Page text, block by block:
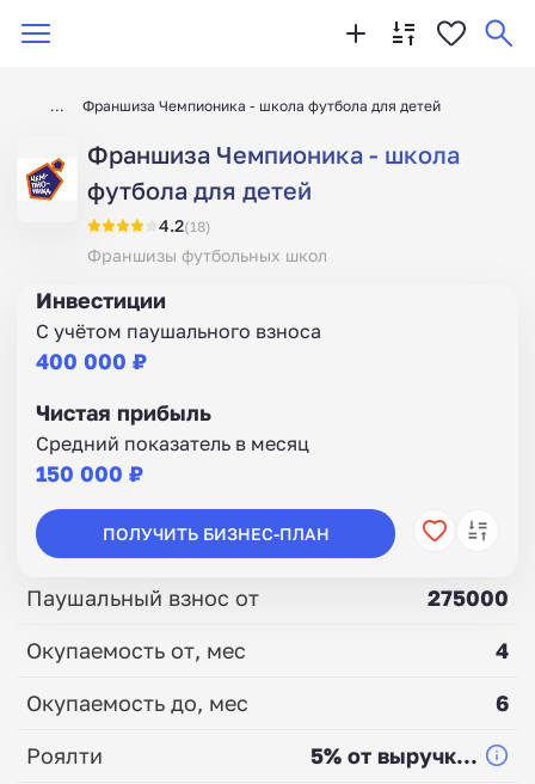
Франшиза Чемпионика - школа футбола для детей
Франшиза Чемпионика - школа
футбола для детей
4.2(18)
Франшизы футбольных школ
Инвестиции
С учётом паушального взноса
400 000 ₽
Чистая прибыль
Средний показатель в месяц
150 000 ₽
ПОЛУЧИТЬ БИЗНЕС-ПЛАН
Паушальный взнос от
275000
Окупаемость от, мес
4
Окупаемость до, мес
6
Роялти
5% от выручк...